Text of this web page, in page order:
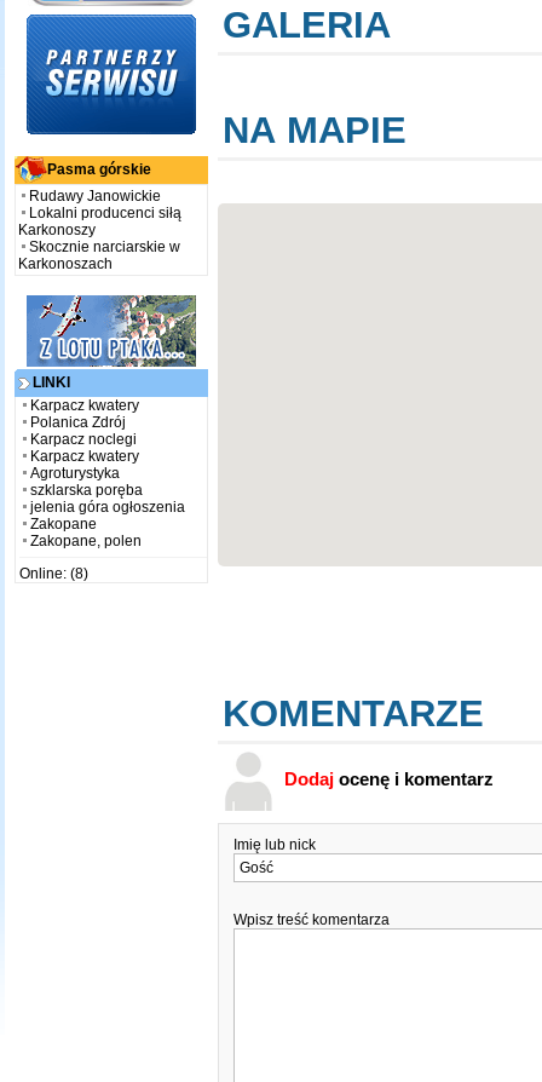
Pasma górskie
Rudawy Janowickie
Lokalni producenci siłą
Karkonoszy
Skocznie narciarskie w
Karkonoszach
LINKI
Karpacz kwatery
Polanica Zdrój
Karpacz noclegi
Karpacz kwatery
Agroturystyka
szklarska poręba
jelenia góra ogłoszenia
Zakopane
Zakopane, polen
Online: (8)
GALERIA
NA MAPIE
KOMENTARZE
Dodajocenę i komentarz
Imię lub nick
Wpisz treść komentarza